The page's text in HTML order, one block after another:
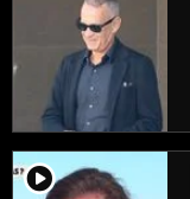
player2